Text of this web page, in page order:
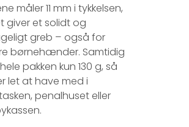
måler 11 mm i tykkelsen,
giver et solidt og
greb – også for
børnehænder. Samtidig
pakken kun 130 g, så
let at have med i
penalhuset eller